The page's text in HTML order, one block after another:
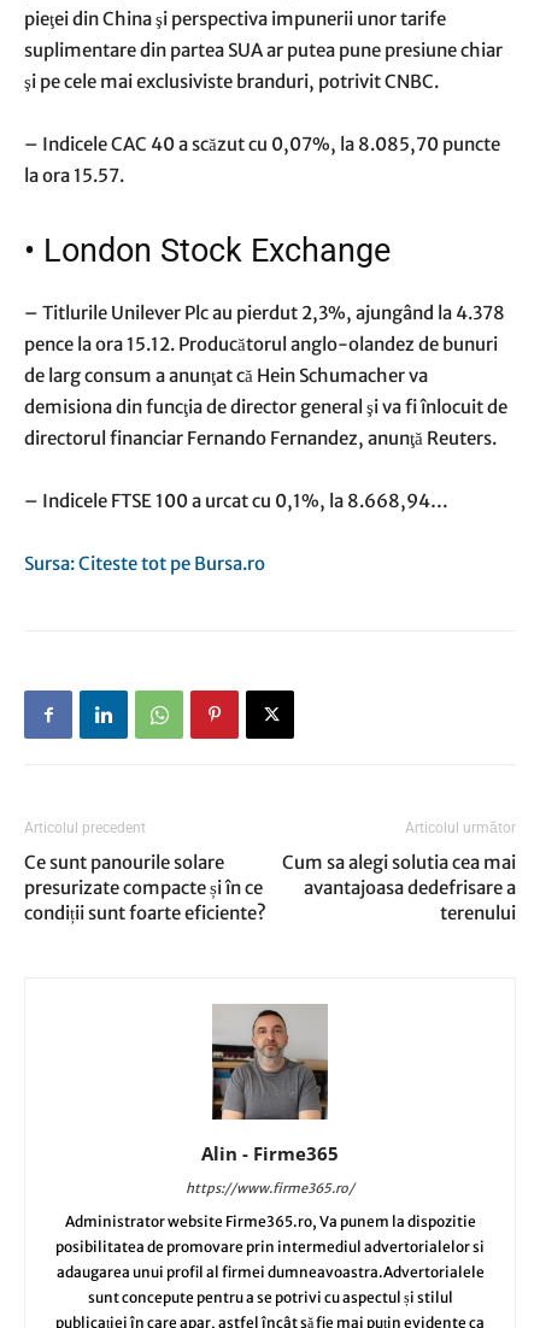
pieţei din China şi perspectiva impunerii unor tarife
suplimentare din partea SUA ar putea pune presiune chiar
şi pe cele mai exclusiviste branduri, potrivit CNBC.
– Indicele CAC 40 a scăzut cu 0,07%, la 8.085,70 puncte
la ora 15.57.
• London Stock Exchange
– Titlurile Unilever Plc au pierdut 2,3%, ajungând la 4.378
pence la ora 15.12. Producătorul anglo-olandez de bunuri
de larg consum a anunţat că Hein Schumacher va
demisiona din funcţia de director general şi va fi înlocuit de
directorul financiar Fernando Fernandez, anunţă Reuters.
– Indicele FTSE 100 a urcat cu 0,1%, la 8.668,94…
Sursa: Citeste tot pe Bursa.ro
Articolul precedent
Ce sunt panourile solare
presurizate compacte și în ce
condiții sunt foarte eficiente?
Articolul următor
Cum sa alegi solutia cea mai
avantajoasa dedefrisare a
terenului
Alin - Firme365
https://www.firme365.ro/
Administrator website Firme365.ro, Va punem la dispozitie
posibilitatea de promovare prin intermediul advertorialelor si
adaugarea unui profil al firmei dumneavoastra.Advertorialele
sunt concepute pentru a se potrivi cu aspectul și stilul
publicației în care apar, astfel încât să fie mai puțin evidente ca